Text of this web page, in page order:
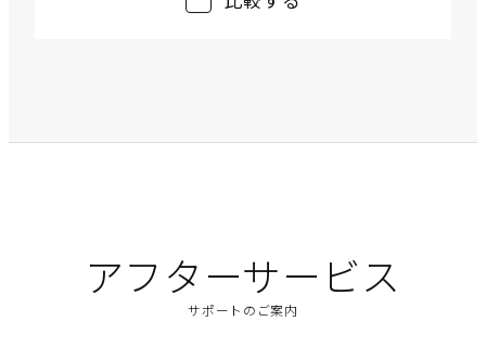
アフターサービス
サポートのご案内